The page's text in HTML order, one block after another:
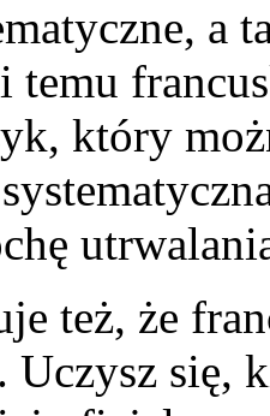
a
temu
który
też, że
Uczysz się,